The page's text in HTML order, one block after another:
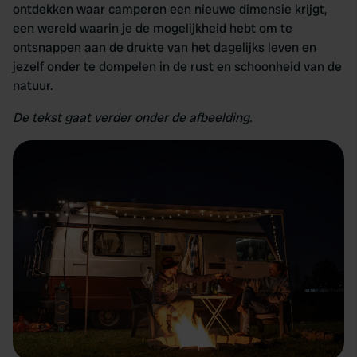
ontdekken waar camperen een nieuwe dimensie krijgt,
een wereld waarin je de mogelijkheid hebt om te
ontsnappen aan de drukte van het dagelijks leven en
jezelf onder te dompelen in de rust en schoonheid van de
natuur.
De tekst gaat verder onder de afbeelding.